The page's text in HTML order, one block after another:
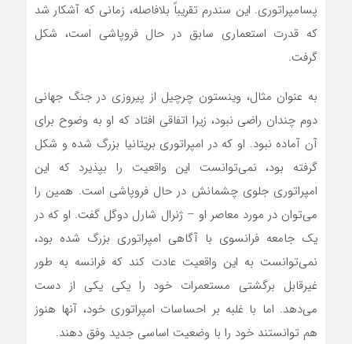
پسامپراتوری. این سندرم تقریباً بلافاصله، زمانی که آشکار شد
که قدرت استعماری سابق در حال فروپاشی است، شکل
گرفت.
به عنوان مثال، وینستون چرچیل از پیروزی در جنگ جهانی
دوم چندان راضی نبود، زیرا اتفاقی افتاد که او به وضوح برای
آن آماده نبود. او که در امپراتوری بریتانیا بزرگ شده و شکل
گرفته بود، نمی‌توانست این واقعیت را بپذیرد که این
امپراتوری جلوی چشمانش در حال فروپاشی است. همین را‌
می‌توان در مورد معاصر او – ژنرال شارل دوگل گفت. او که در
یک جامعه فرانسوی با آگاهی امپراتوری بزرگ شده بود،
نمی‌توانست به این واقعیت عادت کند که فرانسه به طور
غیرقابل برگشتی مستعمرات خود را یکی یکی از دست‌
می‌دهد. اما با غلبه بر احساسات امپراتوری خود، آنها هنوز
هم توانستند خود را با وضعیت اساسی جدید وفق دهند.